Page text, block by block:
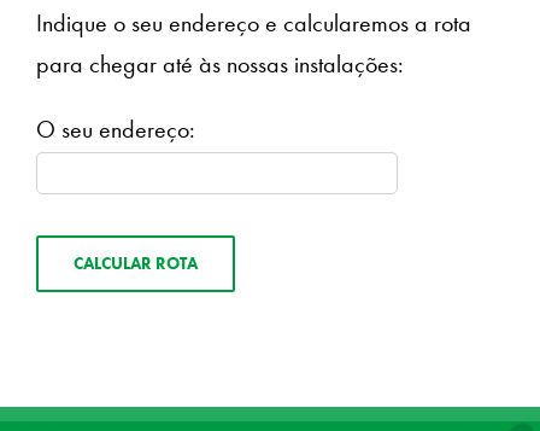
Indique o seu endereço e calcularemos a rota
para chegar até às nossas instalações:
O seu endereço:
CALCULAR ROTA